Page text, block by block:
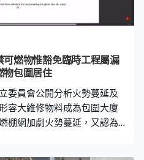
、調查。」 廣東省及大灣區
建立「常態化聯動協作機
港餐旅業協會主席梁熙：
惠。過去香港商戶例如酒
投訴，若有十個投訴，便要
問題，在於商家也更方便
燃物惟豁免臨時工程屬漏
包圍居住
委員會公開分析火勢蔓延及
容大維修物料成為包圍大廈
棚網加劇火勢蔓延，又認為